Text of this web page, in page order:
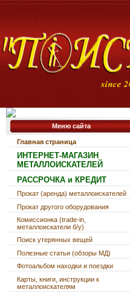
Меню сайта
Главная страница
ИНТЕРНЕТ-МАГАЗИН
МЕТАЛЛОИСКАТЕЛЕЙ
РАССРОЧКА и КРЕДИТ
Прокат (аренда) металлоискателей
Прокат другого оборудования
Комиссионка (trade-in,
металлоискатели б/у)
Поиск утерянных вещей
Полезные статьи (обзоры МД)
Фотоальбом находки и поездки
Карты, книги, инструкции к
металлоискателям